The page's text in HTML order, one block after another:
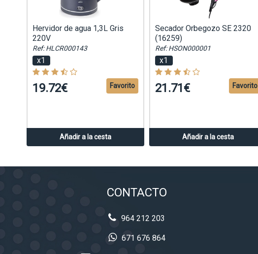
Hervidor de agua 1,3L Gris
220V
Ref: HLCR000143
x1
19.72€
Añadir a la cesta
Favorito
Secador Orbegozo SE 2320
(16259)
Ref: HSON000001
x1
21.71€
Añadir a la cesta
Favorito
CONTACTO
964 212 203
671 676 864